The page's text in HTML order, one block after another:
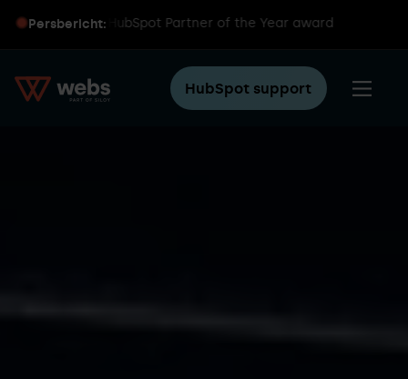
Persbericht:
HubSpot Partner of the Year award
HubSpot support